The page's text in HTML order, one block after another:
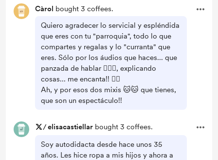
Càrol bought 3 coffees.
Quiero agradecer lo servicial y espléndida
que eres con tu "parroquia", todo lo que
compartes y regalas y lo "curranta" que
eres. Sólo por los áudios que haces... que
panzada de hablar 🤦🏼‍♀️, explicando
cosas... me encanta!! 👌🏼
Ah, y por esos dos mixis 🐱🐱 que tienes,
que son un espectáculo!!
/elisacastiellar bought 3 coffees.
Soy autodidacta desde hace unos 35
años. Les hice ropa a mis hijos y ahora a